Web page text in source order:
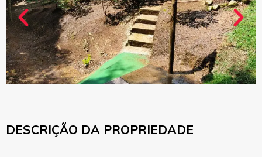
DESCRIÇÃO DA PROPRIEDADE